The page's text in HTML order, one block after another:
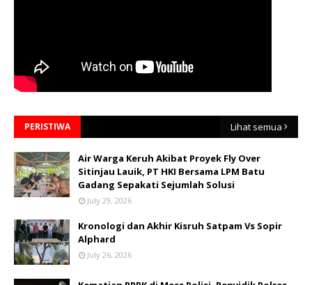
PERISTIWA Lihat semua
Air Warga Keruh Akibat Proyek Fly Over
Sitinjau Lauik, PT HKI Bersama LPM Batu
Gadang Sepakati Sejumlah Solusi
July 29, 2026
Kronologi dan Akhir Kisruh Satpam Vs Sopir
Alphard
July 26, 2026